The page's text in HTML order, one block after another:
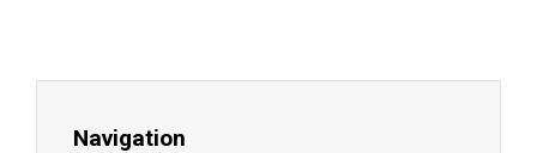
Navigation